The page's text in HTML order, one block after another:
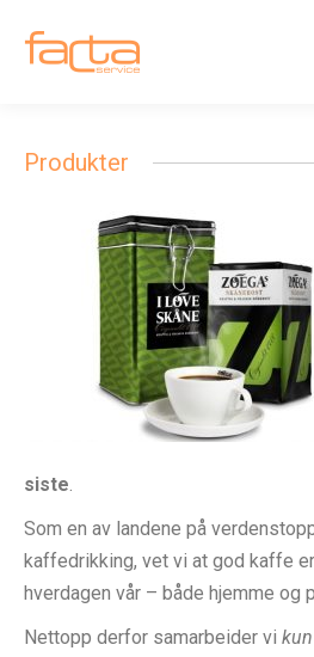
Produkter
siste.
Som en av landene på
kaffedrikking, vet vi at god kaffe
hverdagen vår – både hjemme og
Nettopp derfor samarbeider vi kun